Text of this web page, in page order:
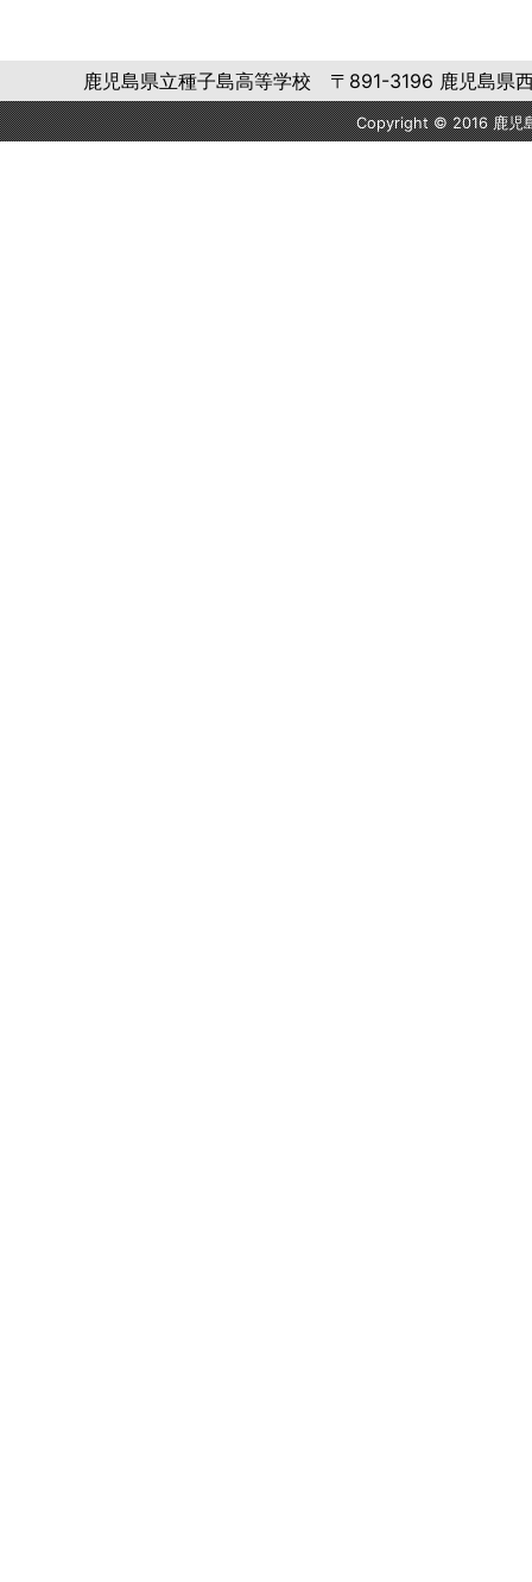
鹿児島県立種子島高等学校 〒891-3196 鹿児島
Copyright © 2016 鹿児